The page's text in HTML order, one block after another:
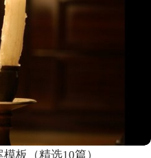
板（精选10篇）